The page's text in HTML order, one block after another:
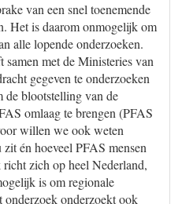
van een snel toenemende
Het is daarom onmogelijk om
alle lopende onderzoeken.
met de Ministeries van
gegeven te onderzoeken
de blootstelling van de
omlaag te brengen (PFAS
willen we ook weten
én hoeveel PFAS mensen
zich op heel Nederland,
is om regionale
onderzoek onderzoekt ook